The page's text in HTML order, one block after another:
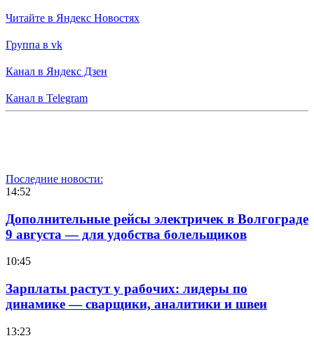
Читайте в Яндекс Новостях
Группа в vk
Канал в Яндекс Дзен
Канал в Telegram
Последние новости:
14:52
Дополнительные рейсы электричек в Волгограде
9 августа — для удобства болельщиков
10:45
Зарплаты растут у рабочих: лидеры по
динамике — сварщики, аналитики и швеи
13:23